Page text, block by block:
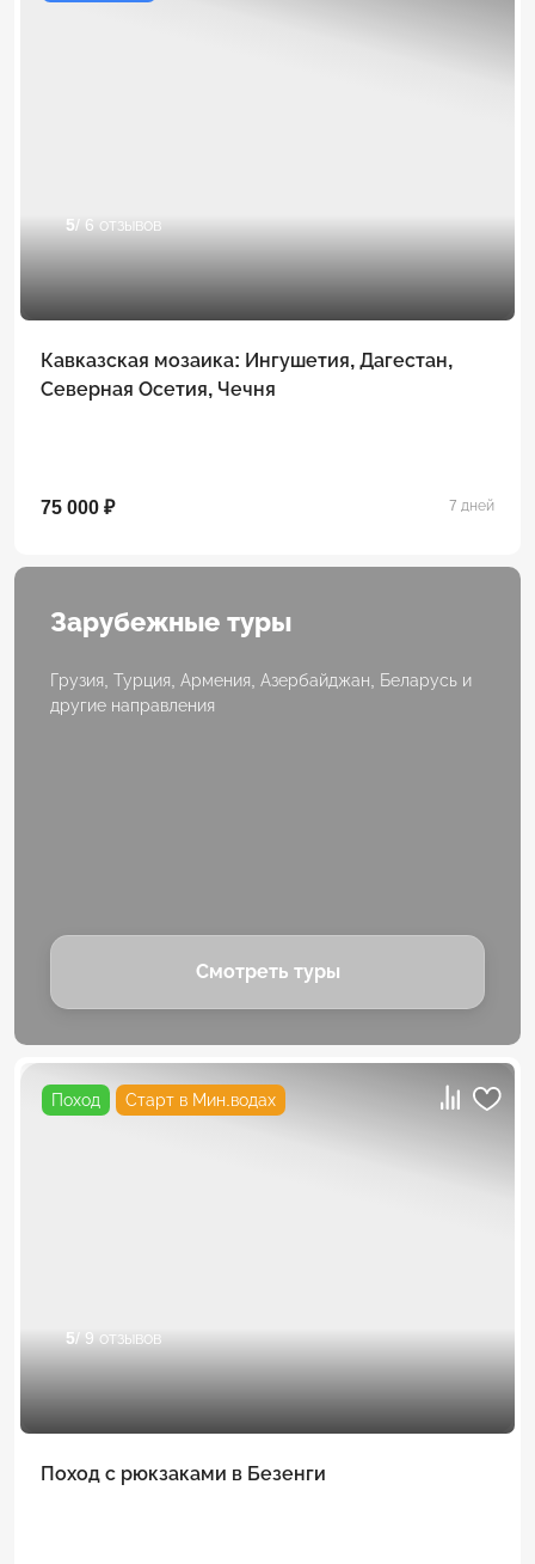
5/ 6 отзывов
Кавказская мозаика: Ингушетия, Дагестан,
Северная Осетия, Чечня
75 000 ₽ 7 дней
Зарубежные туры
Грузия, Турция, Армения, Азербайджан, Беларусь и
другие направления
Смотреть туры
Поход Старт в Мин.водах
5/ 9 отзывов
Поход с рюкзаками в Безенги